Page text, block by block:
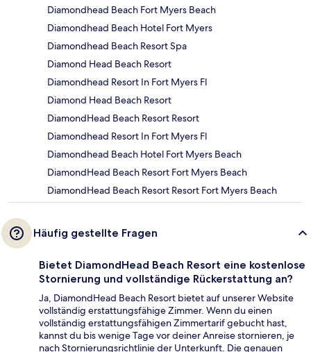
Diamondhead Beach Fort Myers Beach
Diamondhead Beach Hotel Fort Myers
Diamondhead Beach Resort Spa
Diamond Head Beach Resort
Diamondhead Resort In Fort Myers Fl
Diamond Head Beach Resort
DiamondHead Beach Resort Resort
Diamondhead Resort In Fort Myers Fl
Diamondhead Beach Hotel Fort Myers Beach
DiamondHead Beach Resort Fort Myers Beach
DiamondHead Beach Resort Resort Fort Myers Beach
Häufig gestellte Fragen
Bietet DiamondHead Beach Resort eine kostenlose
Stornierung und vollständige Rückerstattung an?
Ja, DiamondHead Beach Resort bietet auf unserer Website
vollständig erstattungsfähige Zimmer. Wenn du einen
vollständig erstattungsfähigen Zimmertarif gebucht hast,
kannst du bis wenige Tage vor deiner Anreise stornieren, je
nach Stornierungsrichtlinie der Unterkunft. Die genauen